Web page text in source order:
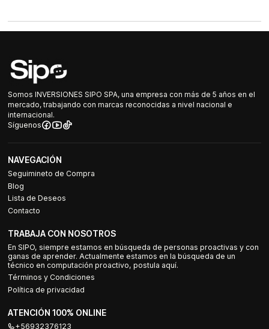
Somos INVERSIONES SIPO SPA, una empresa con más de 5 años en el
mercado, trabajando con marcas reconocidas a nivel nacional e
internacional.
Síguenos
NAVEGACIÓN
Seguimineto de Compra
Blog
Lista de Deseos
Contacto
TRABAJA CON NOSOTROS
En SIPO, siempre estamos en búsqueda de personas proactivas y con
ganas de aprender. Actualmente estamos en la búsqueda de un
técnico en computación proactivo, postula aquí.
Términos y Condiciones
Política de privacidad
ATENCIÓN 100% ONLINE
+56932376123